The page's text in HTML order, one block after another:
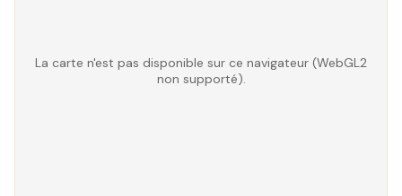
La carte n'est pas disponible sur ce navigateur (WebGL2
non supporté).